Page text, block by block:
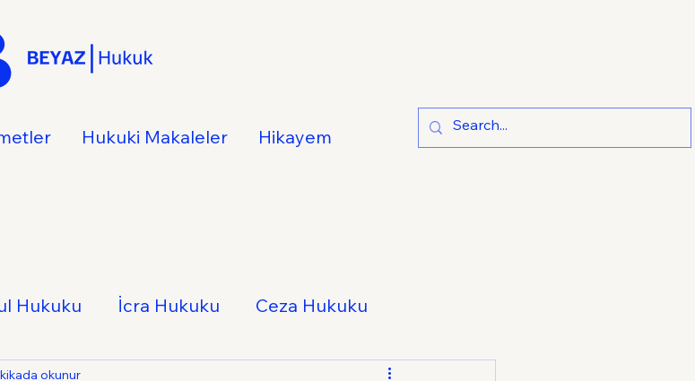
Hukuki Makaleler Hikayem
Hukuku İcra Hukuku Ceza Hukuku
okunur